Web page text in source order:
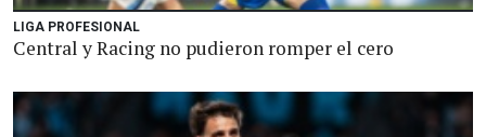
LIGA PROFESIONAL
Central y Racing no pudieron romper el cero